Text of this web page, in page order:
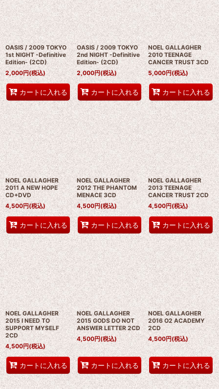
OASIS / 2009 TOKYO
1st NIGHT -Definitive
Edition- (2CD)
2,000円(税込)
カートに入れる
OASIS / 2009 TOKYO
2nd NIGHT -Definitive
Edition- (2CD)
2,000円(税込)
カートに入れる
NOEL GALLAGHER
2010 TEENAGE
CANCER TRUST 3CD
5,000円(税込)
カートに入れる
NOEL GALLAGHER
2011 A NEW HOPE
CD+DVD
4,500円(税込)
カートに入れる
NOEL GALLAGHER
2012 THE PHANTOM
MENACE 3CD
4,500円(税込)
カートに入れる
NOEL GALLAGHER
2013 TEENAGE
CANCER TRUST 2CD
4,500円(税込)
カートに入れる
NOEL GALLAGHER
2015 I NEED TO
SUPPORT MYSELF
2CD
4,500円(税込)
カートに入れる
NOEL GALLAGHER
2015 GODS DO NOT
ANSWER LETTER 2CD
4,500円(税込)
カートに入れる
NOEL GALLAGHER
2016 O2 ACADEMY
2CD
4,500円(税込)
カートに入れる